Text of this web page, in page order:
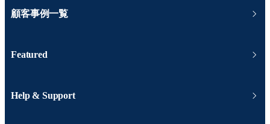
顧客事例一覧
Featured
Help & Support